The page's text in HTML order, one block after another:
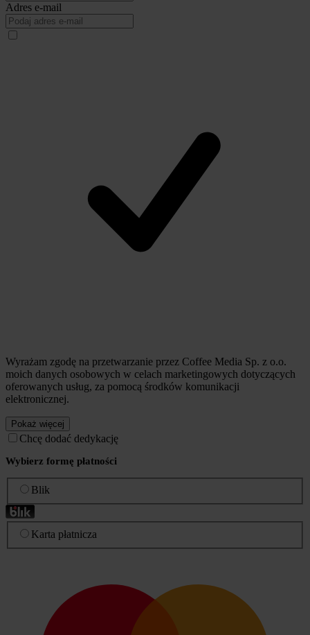
Adres e-mail
Wyrażam zgodę na przetwarzanie przez Coffee Media Sp. z o.o.
moich danych osobowych w celach marketingowych dotyczących
oferowanych usług, za pomocą środków komunikacji
elektronicznej.
Pokaż więcej
Chcę dodać dedykację
Wybierz formę płatności
Blik
Karta płatnicza